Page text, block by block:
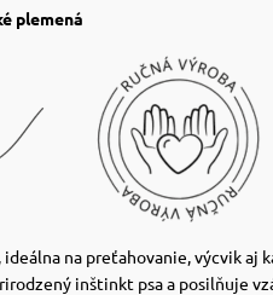
plemená
na preťahovanie, výcvik
inštinkt psa a posilňuje